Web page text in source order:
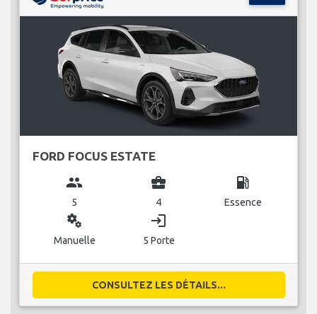
FORD FOCUS ESTATE
group
5
business_center
4
local_gas_station
Essence
miscellaneous_services
Manuelle
login
5 Porte
CONSULTEZ LES DÉTAILS...